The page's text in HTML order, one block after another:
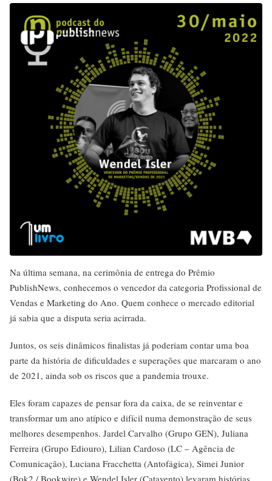
Na última semana, na cerimônia de entrega do Prêmio
PublishNews, conhecemos o vencedor da categoria Profissional de
Vendas e Marketing do Ano. Quem conhece o mercado editorial
já sabia que a disputa seria acirrada.
Juntos, os seis dinâmicos finalistas já poderiam contar uma boa
parte da história de dificuldades e superações que marcaram o ano
de 2021, ainda sob os riscos que a pandemia trouxe.
Eles foram capazes de pensar fora da caixa, de se reinventar e
transformar um ano atípico e difícil numa demonstração de seus
melhores desempenhos. Jardel Carvalho (Grupo GEN), Juliana
Ferreira (Grupo Ediouro), Lilian Cardoso (LC – Agência de
Comunicação), Luciana Fracchetta (Antofágica), Simei Junior
(Bok2 / Bookwire) e Wendel Isler (Catavento) levaram histórias